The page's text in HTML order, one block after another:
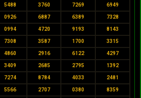
5488 3760 7269 6949
0926 6887 6389 7328
0994 4720 9193 8143
7308 3587 1700 3315
4860 2916 6122 4297
3409 2685 2795 1392
7274 8784 4033 2481
5566 2707 0380 8359